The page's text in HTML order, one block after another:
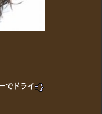
でドライ